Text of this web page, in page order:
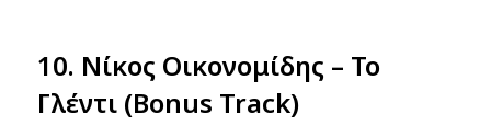
10. Νίκος Οικονομίδης – Το
Γλέντι (Bonus Track)